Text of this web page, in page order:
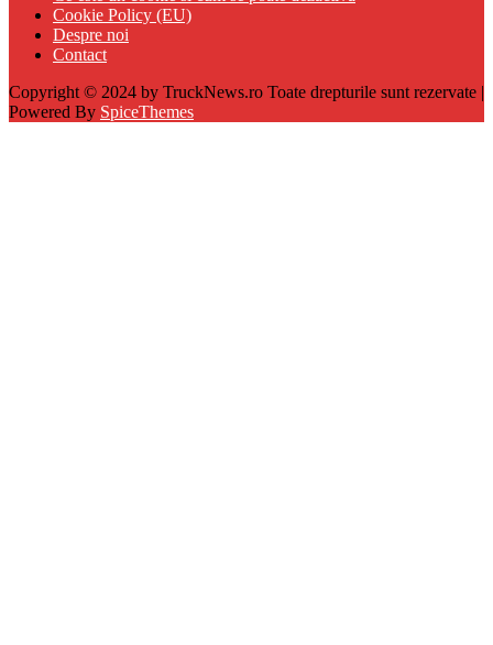
Cookie Policy (EU)
Despre noi
Contact
Copyright © 2024 by TruckNews.ro Toate drepturile sunt rezervate |
Powered By SpiceThemes